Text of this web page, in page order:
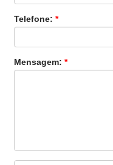
Telefone:*
Mensagem:*